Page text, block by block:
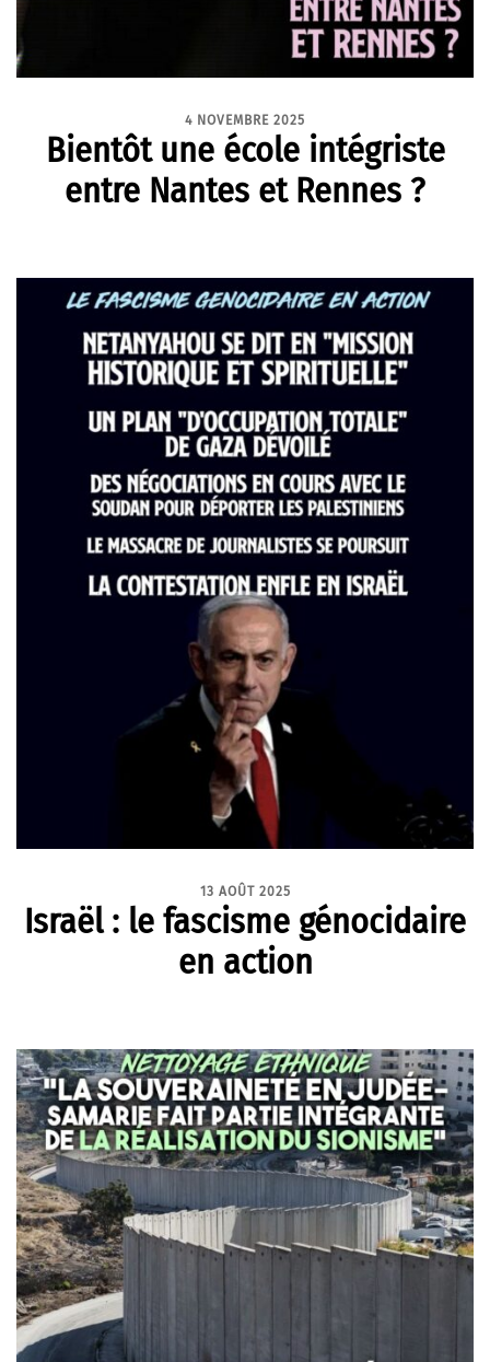
4 NOVEMBRE 2025
Bientôt une école intégriste
entre Nantes et Rennes ?
13 AOÛT 2025
Israël : le fascisme génocidaire
en action